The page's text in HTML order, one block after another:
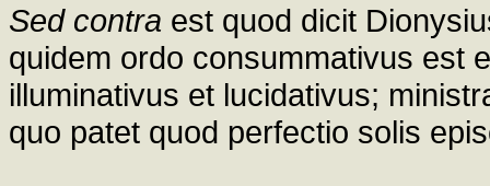
Sed contra est quod dicit
quidem ordo consummativus est
illuminativus et lucidativus;
quo patet quod perfectio solis